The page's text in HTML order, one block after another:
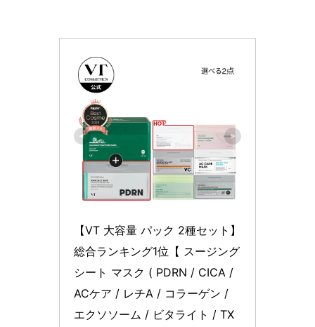
【VT 大容量 パック 2種セット】
総合ランキング1位【 スージング
シート マスク ( PDRN / CICA /
ACケア / レチA / コラーゲン /
エクソソーム / ビタライト / TX